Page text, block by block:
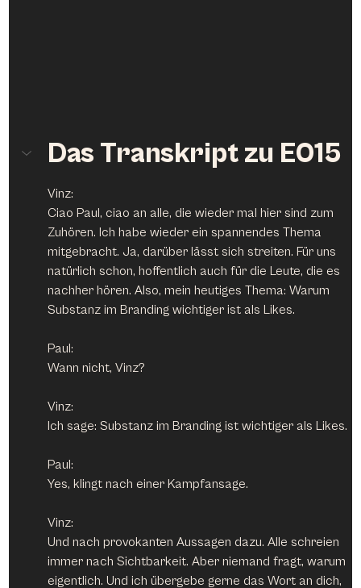
Das Transkript zu E015
Vinz:
Ciao Paul, ciao an alle, die wieder mal hier sind zum
Zuhören. Ich habe wieder ein spannendes Thema
mitgebracht. Ja, darüber lässt sich streiten. Für uns
natürlich schon, hoffentlich auch für die Leute, die es
nachher hören. Also, mein heutiges Thema: Warum
Substanz im Branding wichtiger ist als Likes.
Paul:
Wann nicht, Vinz?
Vinz:
Ich sage: Substanz im Branding ist wichtiger als Likes.
Paul:
Yes, klingt nach einer Kampfansage.
Vinz:
Und nach provokanten Aussagen dazu. Alle schreien
immer nach Sichtbarkeit. Aber niemand fragt, warum
eigentlich. Und ich übergebe gerne das Wort an dich,